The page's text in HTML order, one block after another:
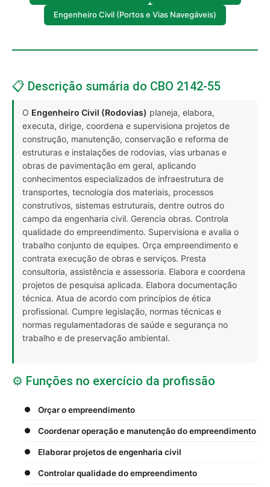
Engenheiro Civil (Portos e Vias Navegáveis)
📋 Descrição sumária do CBO 2142-55
O Engenheiro Civil (Rodovias) planeja, elabora,
executa, dirige, coordena e supervisiona projetos de
construção, manutenção, conservação e reforma de
estruturas e instalações de rodovias, vias urbanas e
obras de pavimentação em geral, aplicando
conhecimentos especializados de infraestrutura de
transportes, tecnologia dos materiais, processos
construtivos, sistemas estruturais, dentre outros do
campo da engenharia civil. Gerencia obras. Controla
qualidade do empreendimento. Supervisiona e avalia o
trabalho conjunto de equipes. Orça empreendimento e
contrata execução de obras e serviços. Presta
consultoria, assistência e assessoria. Elabora e coordena
projetos de pesquisa aplicada. Elabora documentação
técnica. Atua de acordo com princípios de ética
profissional. Cumpre legislação, normas técnicas e
normas regulamentadoras de saúde e segurança no
trabalho e de preservação ambiental.
⚙️ Funções no exercício da profissão
Orçar o empreendimento
Coordenar operação e manutenção do empreendimento
Elaborar projetos de engenharia civil
Controlar qualidade do empreendimento